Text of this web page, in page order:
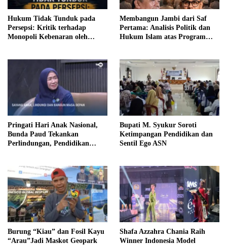
Hukum Tidak Tunduk pada
Persepsi: Kritik terhadap
Monopoli Kebenaran oleh
Membangun Jambi dari Saf
Pertama: Analisis Politik dan
Hukum Islam atas Program
Pringati Hari Anak Nasional,
Bunda Paud Tekankan
Perlindungan, Pendidikan
Bupati M. Syukur Soroti
Ketimpangan Pendidikan dan
Sentil Ego ASN
Burung “Kiau” dan Fosil Kayu
“Arau”Jadi Maskot Geopark
Shafa Azzahra Chania Raih
Winner Indonesia Model